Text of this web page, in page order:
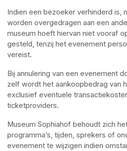
Indien een bezoeker verhinderd is,
worden overgedragen aan een
museum hoeft hiervan niet vooraf
gesteld, tenzij het evenement
vereist.
Bij annulering van een evenement
zelf wordt het aankoopbedrag van
exclusief eventuele
ticketproviders.
Museum Sophiahof behoudt zich
programma’s, tijden, sprekers of
evenement te wijzigen indien